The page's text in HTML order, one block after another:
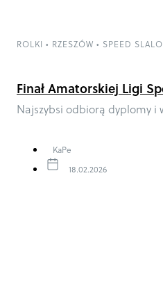
ROLKI • RZESZÓW • SPEED
Finał Amatorskiej Ligi
Najszybsi odbiorą dyplomy i
KaPe
18.02.2026